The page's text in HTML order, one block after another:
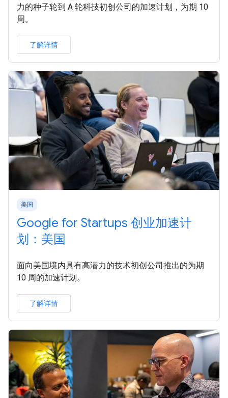
力的种子轮到 A 轮科技初创公司的加速计划，为期 10
周。
了解详情
美国
Google for Startups 创业加速计
划：美国
面向美国境内具有高潜力的技术初创公司推出的为期
10 周的加速计划。
了解详情